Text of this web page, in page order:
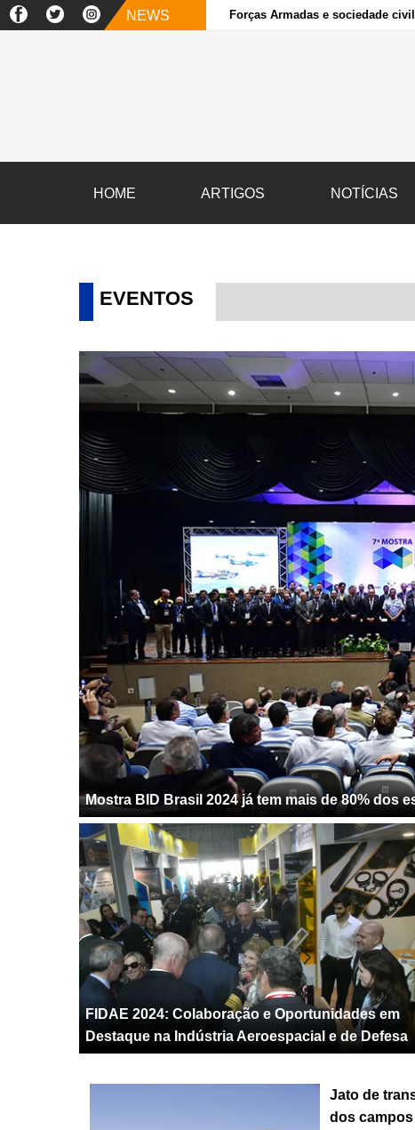
NEWS Forças Armadas e sociedade
HOME ARTIGOS NOTÍCIAS
EVENTOS
Mostra BID Brasil 2024 já tem mais de 80% dos
FIDAE 2024: Colaboração e Oportunidades em
Destaque na Indústria Aeroespacial e de Defesa
Jato de
dos